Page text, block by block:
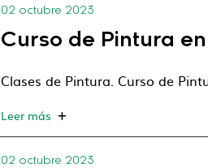
02 octubre 2023
Curso de Pintura
Clases de Pintura. Curso de
Leer más
02 octubre 2023